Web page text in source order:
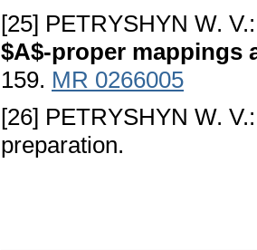
[25] PETRYSHYN W.
$A$-proper mappings
159. MR 0266005
[26] PETRYSHYN W.
preparation.